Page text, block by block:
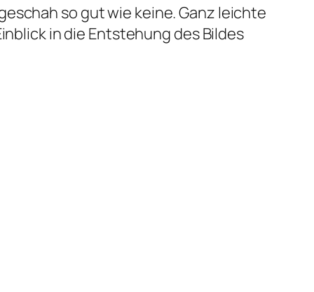
so gut wie keine. Ganz leichte
in die Entstehung des Bildes